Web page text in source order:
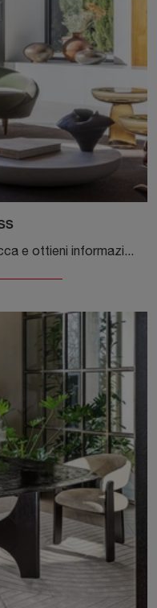
Tavolino Olo Glass di Mogg: clicca e ottieni informazioni sui Complementi e tavolini design in vetro del noto e rinomato marchio!